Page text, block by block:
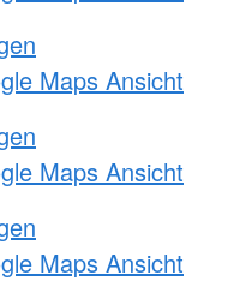
Maps Ansicht
Maps Ansicht
Maps Ansicht